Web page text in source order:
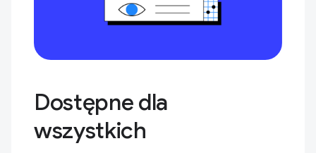
Dostępne dla
wszystkich